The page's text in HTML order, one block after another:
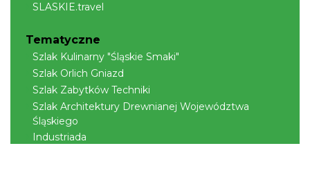
SLASKIE.travel
Tematyczne
Szlak Kulinarny "Śląskie Smaki"
Szlak Orlich Gniazd
Szlak Zabytków Techniki
Szlak Architektury Drewnianej Województwa
Śląskiego
Industriada